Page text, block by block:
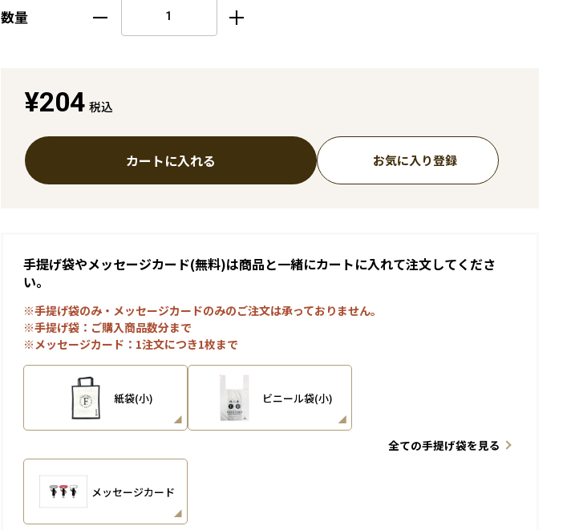
数量
¥204 税込
カートに入れる お気に入り登録
手提げ袋やメッセージカード(無料)は商品と一緒にカートに入れて注文してくださ
い。
※手提げ袋のみ・メッセージカードのみのご注文は承っておりません。
※手提げ袋：ご購入商品数分まで
※メッセージカード：1注文につき1枚まで
紙袋(小) ビニール袋(小)
全ての手提げ袋を見る
メッセージカード